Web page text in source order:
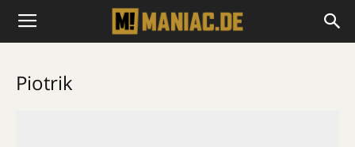
Piotrik